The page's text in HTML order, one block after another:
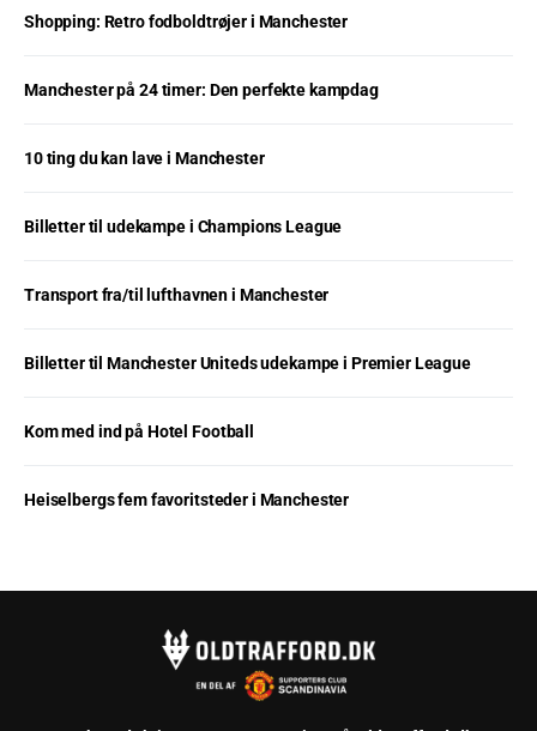
Shopping: Retro fodboldtrøjer i Manchester
Manchester på 24 timer: Den perfekte kampdag
10 ting du kan lave i Manchester
Billetter til udekampe i Champions League
Transport fra/til lufthavnen i Manchester
Billetter til Manchester Uniteds udekampe i Premier League
Kom med ind på Hotel Football
Heiselbergs fem favoritsteder i Manchester